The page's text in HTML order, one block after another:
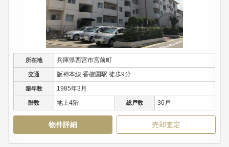
所在地 兵庫県西宮市宮前町
交通 阪神本線 香櫨園駅 徒歩9分
築年数 1985年3月
階数 地上4階 総戸数 36戸
物件詳細 売却査定